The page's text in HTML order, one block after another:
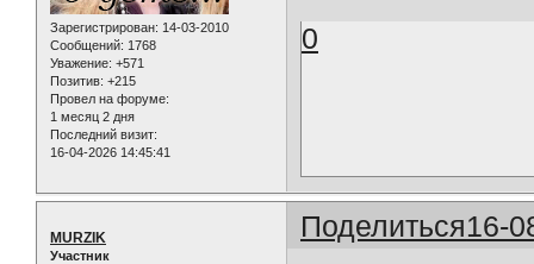
Зарегистрирован: 14-03-2010
Сообщений: 1768
Уважение: +571
Позитив: +215
Провел на форуме:
1 месяц 2 дня
Последний визит:
16-04-2026 14:45:41
0
Поделиться16-
MURZIK
Участник